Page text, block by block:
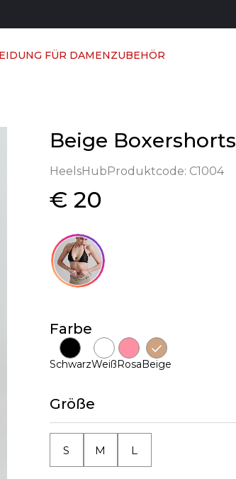
FÜR DAMENZUBEHÖR
Beige Boxershorts
HeelsHubProduktcode: C1004
€ 20
Farbe
SchwarzWeißRosaBeige
Größe
S M L